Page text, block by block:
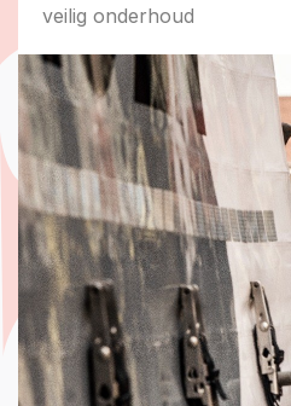
veilig onderhoud